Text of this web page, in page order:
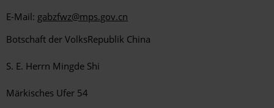
E-Mail: gabzfwz@mps.gov.cn
Botschaft der VolksRepublik China
S. E. Herrn Mingde Shi
Märkisches Ufer 54